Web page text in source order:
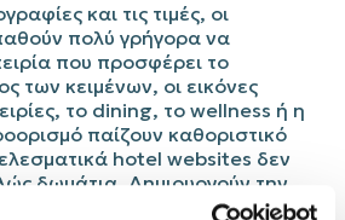
και τις τιμές, οι
πολύ γρήγορα να
που προσφέρει το
των κειμένων, οι εικόνες
το dining, το wellness ή η
παίζουν καθοριστικό
hotel websites δεν
δωμάτια. Δημιουργούν την
πριν ακόμη γίνει η κράτηση.